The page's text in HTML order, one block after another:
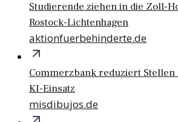
Studierende ziehen in die Zoll-
Rostock-Lichtenhagen
aktionfuerbehinderte.de
Commerzbank reduziert
KI-Einsatz
misdibujos.de